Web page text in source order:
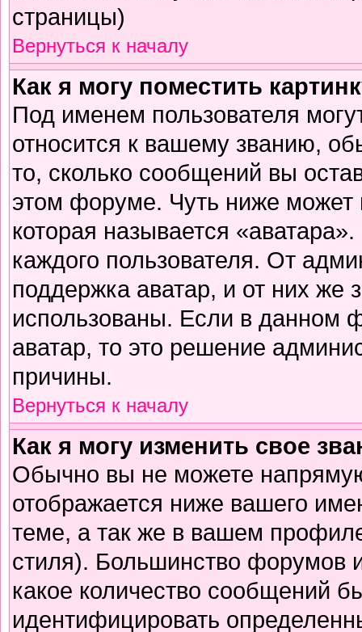
страницы)
Вернуться к началу
Как я могу поместить
Под именем пользователя
относится к вашему званию,
то, сколько сообщений вы
этом форуме. Чуть ниже может
которая называется
каждого пользователя. От
поддержка аватар, и от них же
использованы. Если в данном
аватар, то это решение
причины.
Вернуться к началу
Как я могу изменить свое
Обычно вы не можете
отображается ниже вашего
теме, а так же в вашем
стиля). Большинство форумов
какое количество сообщений
идентифицировать